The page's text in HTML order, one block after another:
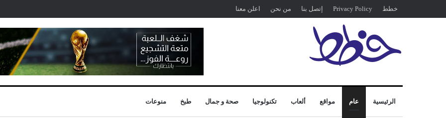
خطط Privacy Policy إتصل بنا من نحن اعلن معنا
الرئيسية عام مواقع ألعاب تكنولوجيا صحة و جمال طبخ منوعات